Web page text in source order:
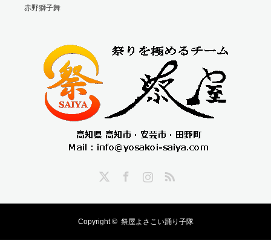
赤野獅子舞
Instagram
RSS
Copyright © 祭屋よさこい踊り子隊